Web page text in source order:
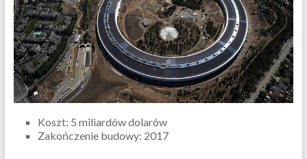
Koszt: 5 miliardów dolarów
Zakończenie budowy: 2017